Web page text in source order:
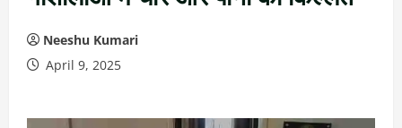
Neeshu Kumari
April 9, 2025